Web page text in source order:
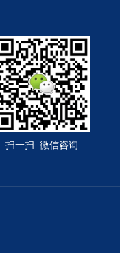
扫一扫 微信咨询